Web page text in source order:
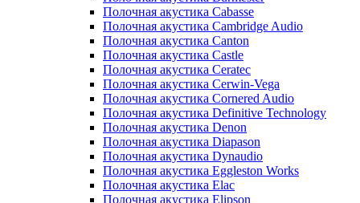
Полочная акустика Cabasse
Полочная акустика Cambridge Audio
Полочная акустика Canton
Полочная акустика Castle
Полочная акустика Ceratec
Полочная акустика Cerwin-Vega
Полочная акустика Cornered Audio
Полочная акустика Definitive Technology
Полочная акустика Denon
Полочная акустика Diapason
Полочная акустика Dynaudio
Полочная акустика Eggleston Works
Полочная акустика Elac
Полочная акустика Elipson